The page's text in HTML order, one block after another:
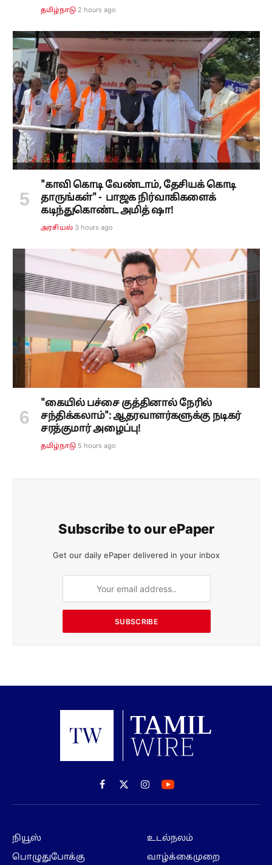
தமிழ்நாடு 2 hours ago
"காவி கொடி வேண்டாம், தேசியக் கொடி
தாருங்கள்" - பாஜக நிர்வாகிகளைக்
கடிந்துகொண்ட அமித் ஷா!
அரசியல் 3 hours ago
"கையில் பச்சை குத்தினால் நேரில்
சந்திக்கலாம்": ஆதரவாளர்களுக்கு நடிகர்
சரத்குமார் அழைப்பு!
தமிழ்நாடு 5 hours ago
Subscribe to our ePaper
Get our daily ePaper delivered in your inbox
SUBSCRIBE
Facebook
X
(Twitter)
Instagram
நியூஸ்
பொழுதுபோக்கு
உடல்நலம்
வாழ்க்கைமுறை